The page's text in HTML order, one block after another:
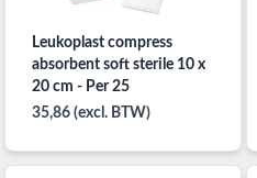
Leukoplast compress
absorbent soft sterile 10 x
20 cm - Per 25
35,86 (excl. BTW)